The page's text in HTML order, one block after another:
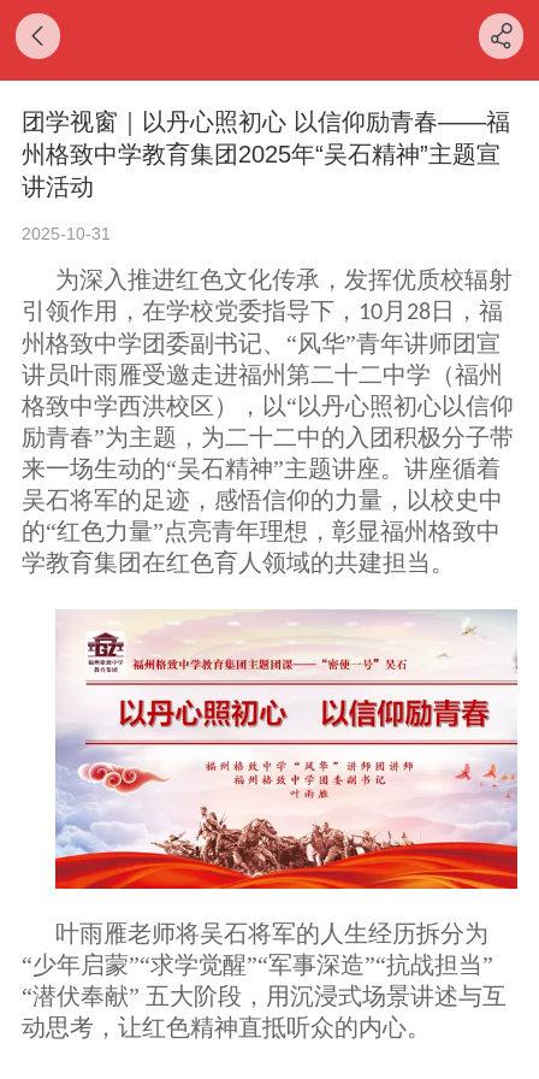
团学视窗｜以丹心照初心 以信仰励青春——福
州格致中学教育集团2025年“吴石精神”主题宣
讲活动
2025-10-31
为深入推进红色文化传承，发挥优质校辐射
引领作用，在学校党委指导下， 10 月 28 日，福
州格致中学团委副书记、 “风华”青年讲师团宣
讲员叶雨雁受邀走进福州第二十二中学（福州
格致中学西洪校区）
，以“以丹心照初心以信仰
励青春”为主题，为二十二中的 入团积极分子带
来一场生动的“吴石精神”主题讲座。讲座循着
吴石将军的足迹， 感悟信仰的力量， 以校史中
的“红色力量”点亮青年理想，彰显福州格致中
学教育集团在红色育人领域的共建担当。
叶雨雁老师将吴石将军的人生经历拆分为
“少年启蒙”“求学觉醒”“军事深造”“抗战担当”
“潜伏奉献” 五大阶段，用沉浸式场景讲述与互
动思考，让红色精神直抵听众的内心。